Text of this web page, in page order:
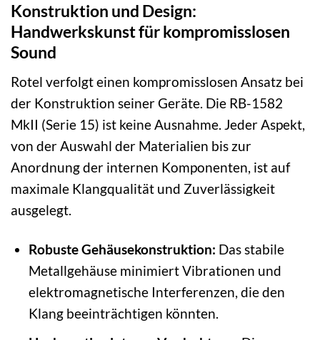
Konstruktion und Design:
Handwerkskunst für kompromisslosen
Sound
Rotel verfolgt einen kompromisslosen Ansatz bei
der Konstruktion seiner Geräte. Die RB-1582
MkII (Serie 15) ist keine Ausnahme. Jeder Aspekt,
von der Auswahl der Materialien bis zur
Anordnung der internen Komponenten, ist auf
maximale Klangqualität und Zuverlässigkeit
ausgelegt.
Robuste Gehäusekonstruktion: Das stabile
Metallgehäuse minimiert Vibrationen und
elektromagnetische Interferenzen, die den
Klang beeinträchtigen könnten.